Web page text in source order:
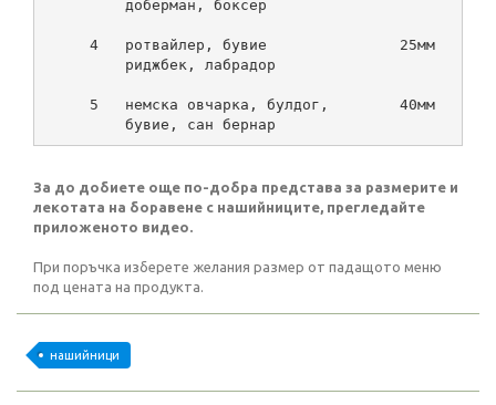
         доберман, боксер
4   ротвайлер, бувие               25мм
         риджбек, лабрадор
5   немска овчарка, булдог,        40мм
         бувие, сан бернар
За до добиете още по-добра представа за размерите и
лекотата на боравене с нашийниците, прегледайте
приложеното видео.
При поръчка изберете желания размер от падащото меню
под цената на продукта.
нашийници